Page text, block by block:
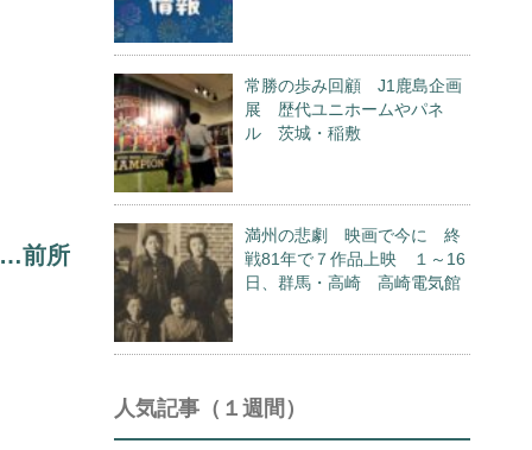
…前所
常勝の歩み回顧 J1鹿島企画
展 歴代ユニホームやパネ
ル 茨城・稲敷
満州の悲劇 映画で今に 終
戦81年で７作品上映 １～16
日、群馬・高崎 高崎電気館
人気記事（１週間）